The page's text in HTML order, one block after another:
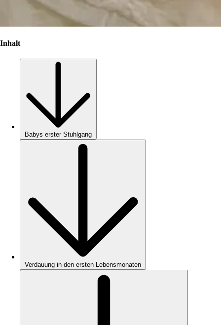
Inhalt
Babys erster Stuhlgang
Verdauung in den ersten Lebensmonaten